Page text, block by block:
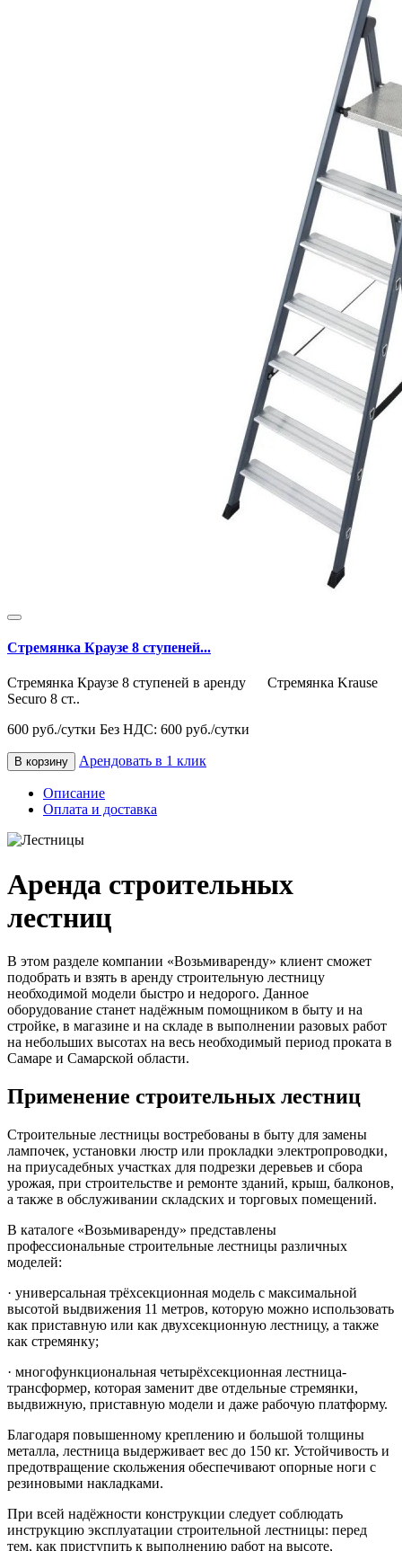
Стремянка Краузе 8 ступеней...
Стремянка Краузе 8 ступеней в аренду Стремянка Krause
Securo 8 ст..
600 руб./сутки Без НДС: 600 руб./сутки
В корзину Арендовать в 1 клик
Описание
Оплата и доставка
Аренда строительных
лестниц
В этом разделе компании «Возьмиваренду» клиент сможет
подобрать и взять в аренду строительную лестницу
необходимой модели быстро и недорого. Данное
оборудование станет надёжным помощником в быту и на
стройке, в магазине и на складе в выполнении разовых работ
на небольших высотах на весь необходимый период проката в
Самаре и Самарской области.
Применение строительных лестниц
Строительные лестницы востребованы в быту для замены
лампочек, установки люстр или прокладки электропроводки,
на приусадебных участках для подрезки деревьев и сбора
урожая, при строительстве и ремонте зданий, крыш, балконов,
а также в обслуживании складских и торговых помещений.
В каталоге «Возьмиваренду» представлены
профессиональные строительные лестницы различных
моделей:
· универсальная трёхсекционная модель с максимальной
высотой выдвижения 11 метров, которую можно использовать
как приставную или как двухсекционную лестницу, а также
как стремянку;
· многофункциональная четырёхсекционная лестница-
трансформер, которая заменит две отдельные стремянки,
выдвижную, приставную модели и даже рабочую платформу.
Благодаря повышенному креплению и большой толщины
металла, лестница выдерживает вес до 150 кг. Устойчивость и
предотвращение скольжения обеспечивают опорные ноги с
резиновыми накладками.
При всей надёжности конструкции следует соблюдать
инструкцию эксплуатации строительной лестницы: перед
тем, как приступить к выполнению работ на высоте,